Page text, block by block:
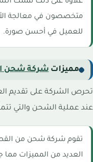
متخصصون في معالجة
للعميل في أحسن صورة.
مميزاتشركة شحن
تحرص الشركة على تقديم
عند عملية الشحن والتي
تقوم شركة شحن من
العديد من المميزات مما